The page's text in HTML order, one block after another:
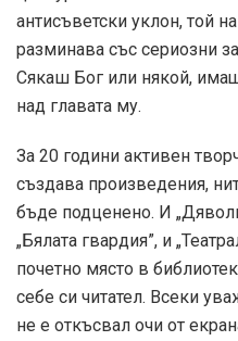
антисъветски уклон, той
разминава със сериозни
Сякаш Бог или някой,
над главата му.
За 20 години активен
създава произведения,
бъде подценено. И
„Бялата гвардия”, и
почетно място в
себе си читател. Всеки
не е откъсвал очи от